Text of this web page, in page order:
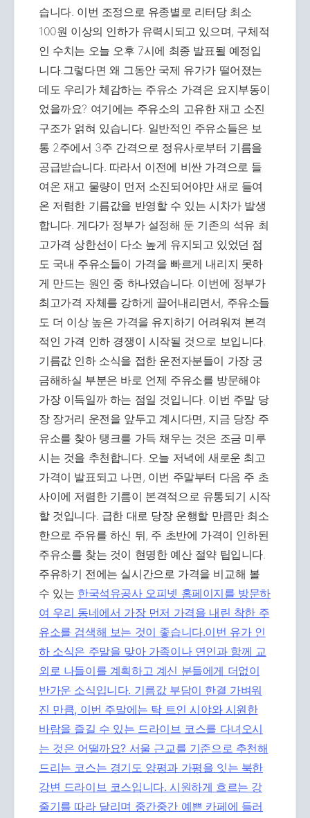
습니다. 이번 조정으로 유종별로 리터당 최소
100원 이상의 인하가 유력시되고 있으며, 구체적
인 수치는 오늘 오후 7시에 최종 발표될 예정입
니다.그렇다면 왜 그동안 국제 유가가 떨어졌는
데도 우리가 체감하는 주유소 가격은 요지부동이
었을까요? 여기에는 주유소의 고유한 재고 소진
구조가 얽혀 있습니다. 일반적인 주유소들은 보
통 2주에서 3주 간격으로 정유사로부터 기름을
공급받습니다. 따라서 이전에 비싼 가격으로 들
여온 재고 물량이 먼저 소진되어야만 새로 들여
온 저렴한 기름값을 반영할 수 있는 시차가 발생
합니다. 게다가 정부가 설정해 둔 기존의 석유 최
고가격 상한선이 다소 높게 유지되고 있었던 점
도 국내 주유소들이 가격을 빠르게 내리지 못하
게 만드는 원인 중 하나였습니다. 이번에 정부가
최고가격 자체를 강하게 끌어내리면서, 주유소들
도 더 이상 높은 가격을 유지하기 어려워져 본격
적인 가격 인하 경쟁이 시작될 것으로 보입니다.
기름값 인하 소식을 접한 운전자분들이 가장 궁
금해하실 부분은 바로 언제 주유소를 방문해야
가장 이득일까 하는 점일 것입니다. 이번 주말 당
장 장거리 운전을 앞두고 계시다면, 지금 당장 주
유소를 찾아 탱크를 가득 채우는 것은 조금 미루
시는 것을 추천합니다. 오늘 저녁에 새로운 최고
가격이 발표되고 나면, 이번 주말부터 다음 주 초
사이에 저렴한 기름이 본격적으로 유통되기 시작
할 것입니다. 급한 대로 당장 운행할 만큼만 최소
한으로 주유를 하신 뒤, 주 초반에 가격이 인하된
주유소를 찾는 것이 현명한 예산 절약 팁입니다.
주유하기 전에는 실시간으로 가격을 비교해 볼
수 있는 한국석유공사 오피넷 홈페이지를 방문하
여 우리 동네에서 가장 먼저 가격을 내린 착한 주
유소를 검색해 보는 것이 좋습니다.이번 유가 인
하 소식은 주말을 맞아 가족이나 연인과 함께 교
외로 나들이를 계획하고 계신 분들에게 더없이
반가운 소식입니다. 기름값 부담이 한결 가벼워
진 만큼, 이번 주말에는 탁 트인 시야와 시원한
바람을 즐길 수 있는 드라이브 코스를 다녀오시
는 것은 어떨까요? 서울 근교를 기준으로 추천해
드리는 코스는 경기도 양평과 가평을 잇는 북한
강변 드라이브 코스입니다. 시원하게 흐르는 강
줄기를 따라 달리며 중간중간 예쁜 카페에 들러